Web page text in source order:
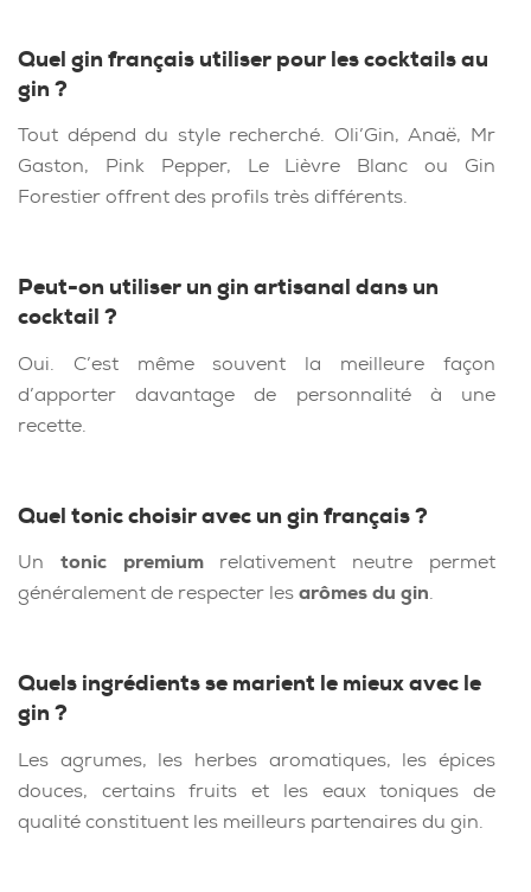
Quel gin français utiliser pour les cocktails au
gin ?
Tout dépend du style recherché. Oli’Gin, Anaë, Mr
Gaston, Pink Pepper, Le Lièvre Blanc ou Gin
Forestier offrent des profils très différents.
Peut-on utiliser un gin artisanal dans un
cocktail ?
Oui. C’est même souvent la meilleure façon
d’apporter davantage de personnalité à une
recette.
Quel tonic choisir avec un gin français ?
Un tonic premiumrelativement neutre permet
généralement de respecter lesarômes du gin.
Quels ingrédients se marient le mieux avec le
gin ?
Les agrumes, les herbes aromatiques, les épices
douces, certains fruits et les eaux toniques de
qualité constituent les meilleurs partenaires du gin.